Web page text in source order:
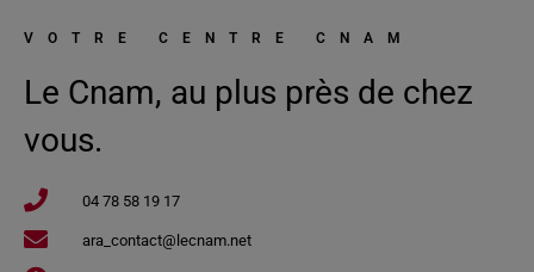
VOTRE CENTRE CNAM
Le Cnam, au plus près de chez
vous.
04 78 58 19 17​
ara_contact@lecnam.net